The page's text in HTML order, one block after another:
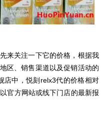
来关注一下它的价格，根据我
区、销售渠道以及促销活动的
店中，悦刻relx3代的价格相对
官方网站或线下门店的最新报